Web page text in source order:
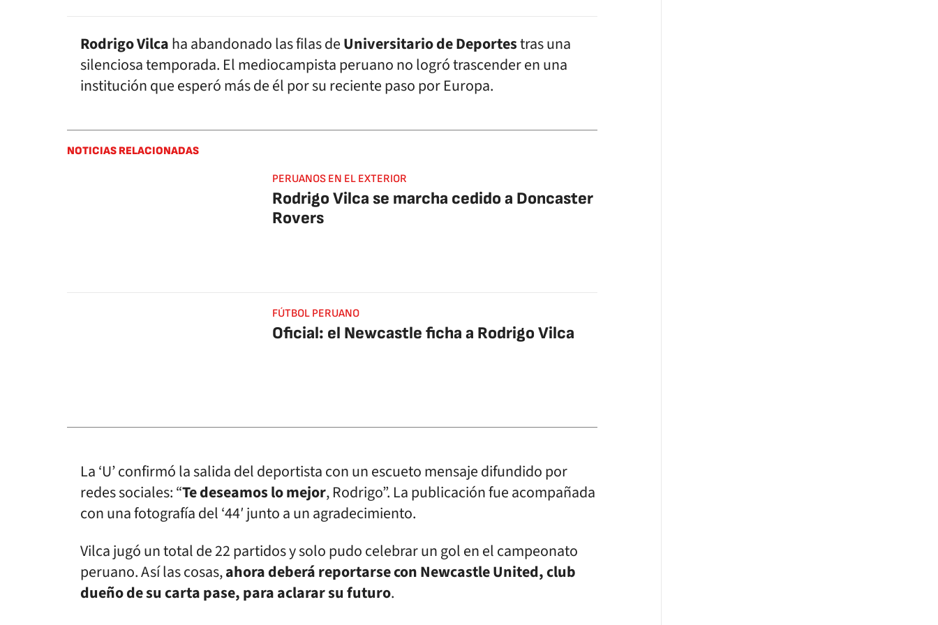
Rodrigo Vilcaha abandonado las filas deUniversitario de Deportestras una
silenciosa temporada. El mediocampista peruano no logró trascender en una
institución que esperó más de él por su reciente paso por Europa.
NOTICIAS RELACIONADAS
PERUANOS EN EL EXTERIOR
Rodrigo Vilca se marcha cedido a Doncaster
Rovers
FÚTBOL PERUANO
Oficial: el Newcastle ficha a Rodrigo Vilca
La ‘U’ confirmó la salida del deportista con un escueto mensaje difundido por
redes sociales: “Te deseamos lo mejor, Rodrigo”. La publicación fue acompañada
con una fotografía del ‘44′ junto a un agradecimiento.
Vilca jugó un total de 22 partidos y solo pudo celebrar un gol en el campeonato
peruano. Así las cosas,ahora deberá reportarse con Newcastle United, club
dueño de su carta pase, para aclarar su futuro.